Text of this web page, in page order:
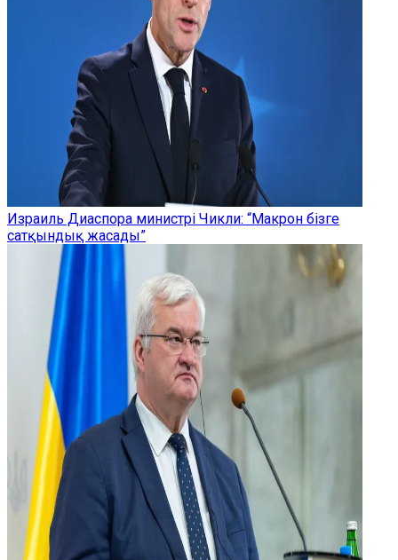
Израиль Диаспора министрі Чикли: “Макрон бізге
сатқындық жасады”